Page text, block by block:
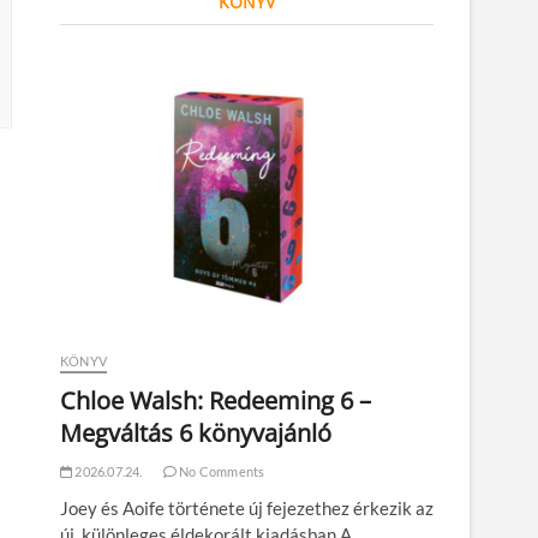
KÖNYV
Chloe Walsh: Redeeming 6 –
Megváltás 6 könyvajánló
2026.07.24. No Comments
Joey és Aoife története új fejezethez érkezik az